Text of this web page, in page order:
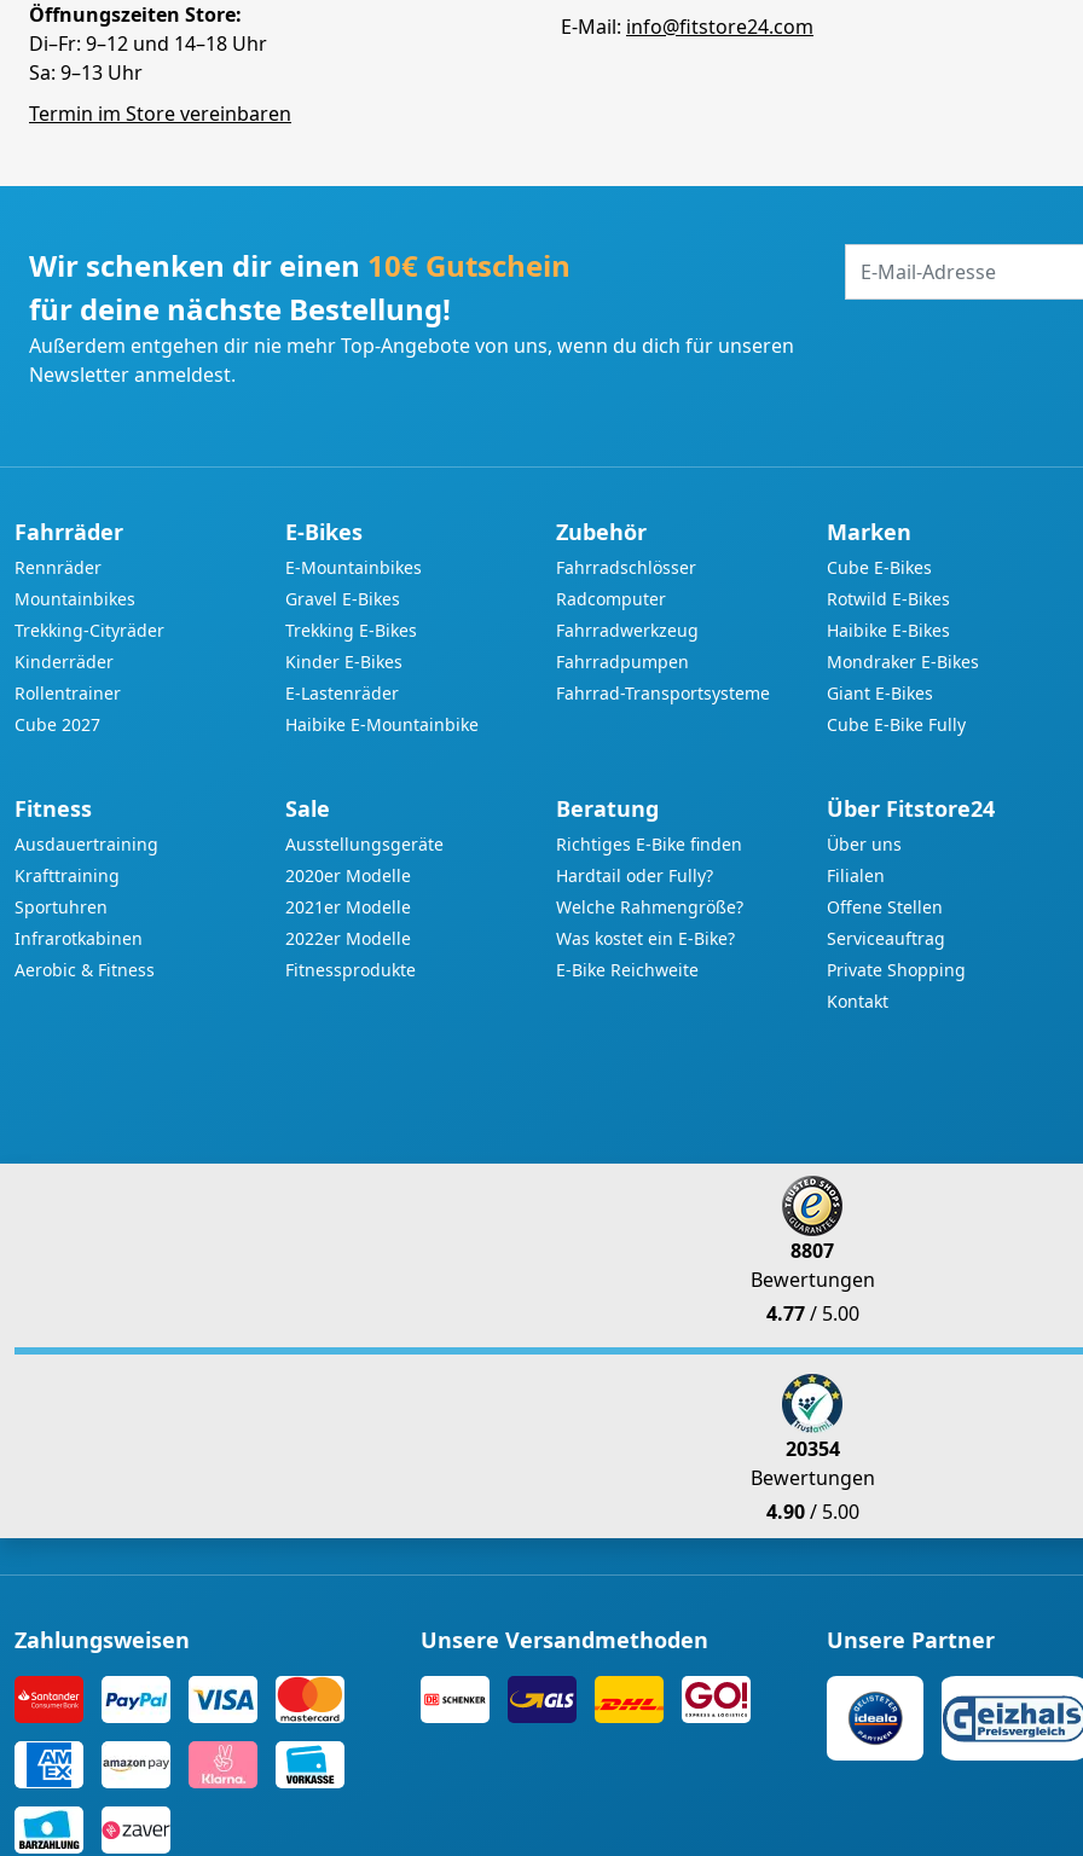
Öffnungszeiten Store:
Di–Fr: 9–12 und 14–18 Uhr
Sa: 9–13 Uhr
Termin im Store vereinbaren
E-Mail: info@fitstore24.com
Wir schenken dir einen 10€ Gutschein
für deine nächste Bestellung!
Außerdem entgehen dir nie mehr Top-Angebote von uns, wenn du dich für unseren
Newsletter anmeldest.
Mail-
Fahrräder
Rennräder
Mountainbikes
Trekking-Cityräder
Kinderräder
Rollentrainer
Cube 2027
E-Bikes
E-Mountainbikes
Gravel E-Bikes
Trekking E-Bikes
Kinder E-Bikes
E-Lastenräder
Haibike E-Mountainbike
Zubehör
Fahrradschlösser
Radcomputer
Fahrradwerkzeug
Fahrradpumpen
Fahrrad-Transportsysteme
Marken
Cube E-Bikes
Rotwild E-Bikes
Haibike E-Bikes
Mondraker E-Bikes
Giant E-Bikes
Cube E-Bike Fully
Fitness
Ausdauertraining
Krafttraining
Sportuhren
Infrarotkabinen
Aerobic & Fitness
Sale
Ausstellungsgeräte
2020er Modelle
2021er Modelle
2022er Modelle
Fitnessprodukte
Beratung
Richtiges E-Bike finden
Hardtail oder Fully?
Welche Rahmengröße?
Was kostet ein E-Bike?
E-Bike Reichweite
Über Fitstore24
Über uns
Filialen
Offene Stellen
Serviceauftrag
Private Shopping
Kontakt
8807
Bewertungen
4.77/ 5.00
20354
Bewertungen
4.90/ 5.00
Zahlungsweisen Unsere Versandmethoden Unsere Partner